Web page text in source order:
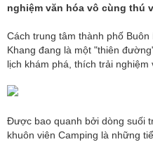
nghiệm văn hóa vô cùng thú
Cách trung tâm thành phố
Khang đang là một "thiên
lịch khám phá, thích trải nghiệm
Được bao quanh bởi dòng suối
khuôn viên Camping là những